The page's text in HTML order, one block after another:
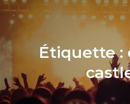
Étiquette :